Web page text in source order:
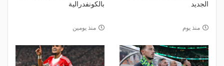
الجديد
منذ يوم
بالكونفدرالية
منذ يومين